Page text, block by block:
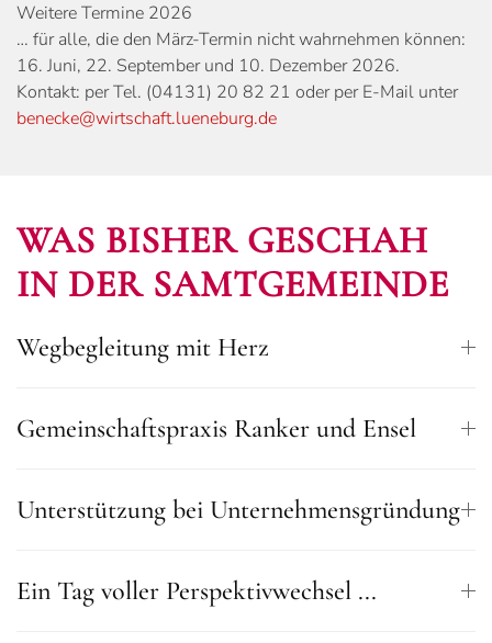
Weitere Termine 2026
… für alle, die den März-Termin nicht wahrnehmen können:
16. Juni, 22. September und 10. Dezember 2026.
Kontakt: per Tel. (04131) 20 82 21 oder per E-Mail unter
benecke@wirtschaft.lueneburg.de
WAS BISHER GESCHAH
IN DER SAMTGEMEINDE
Wegbegleitung mit Herz
Gemeinschaftspraxis Ranker und Ensel
Unterstützung bei Unternehmensgründung
Ein Tag voller Perspektivwechsel ...